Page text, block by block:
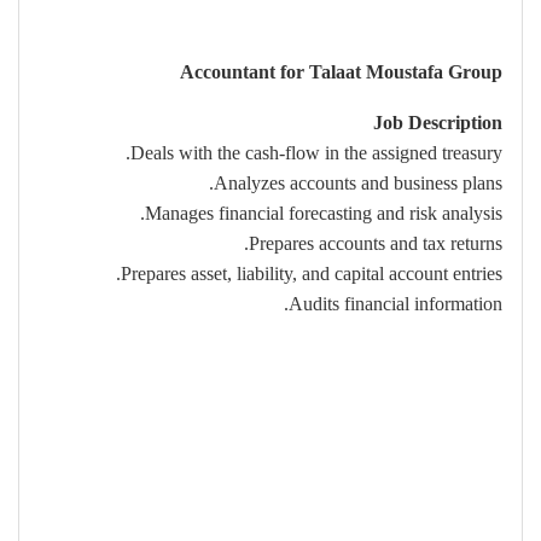
Accountant for Talaat Moustafa Group
Job Description
Deals with the cash-flow in the assigned treasury.
Analyzes accounts and business plans.
Manages financial forecasting and risk analysis.
Prepares accounts and tax returns.
Prepares asset, liability, and capital account entries.
Audits financial information.